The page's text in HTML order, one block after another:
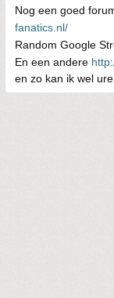
Nog een goed
fanatics.nl/
Random Google
En een andere
en zo kan ik wel